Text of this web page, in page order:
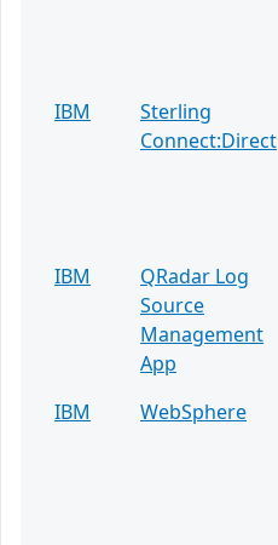
IBM
Sterling
Connect:Direct
IBM
QRadar Log
Source
Management
App
IBM
WebSphere